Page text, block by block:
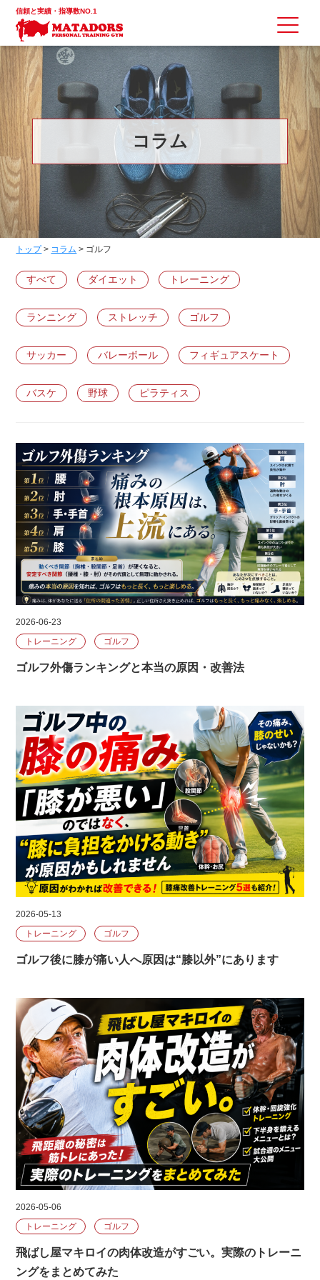
信頼と実績・指導数NO.1
コラム
トップ> コラム > ゴルフ
すべて ダイエット トレーニング
ランニング ストレッチ ゴルフ
サッカー バレーボール フィギュアスケート
バスケ 野球 ピラティス
2026-06-23
トレーニング
ゴルフ
ゴルフ外傷ランキングと本当の原因・改善法
2026-05-13
トレーニング
ゴルフ
ゴルフ後に膝が痛い人へ原因は“膝以外”にあります
2026-05-06
トレーニング
ゴルフ
飛ばし屋マキロイの肉体改造がすごい。実際のトレーニ
ングをまとめてみた